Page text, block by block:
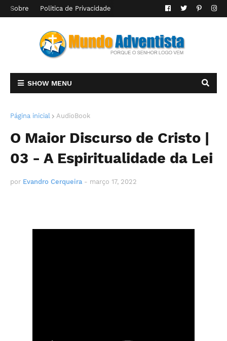
Sobre Politica de Privacidade
SHOW MENU
Página inicial AudioBook
O Maior Discurso de Cristo |
03 - A Espiritualidade da Lei
por Evandro Cerqueira - março 17, 2022